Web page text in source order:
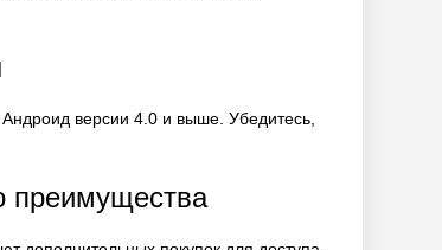
версии 4.0 и выше. Убедитесь,
преимущества